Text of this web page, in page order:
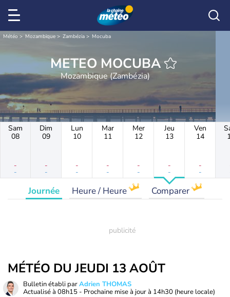
Météo Mozambique Zambézia Mocuba
METEO MOCUBA
Mozambique (Zambézia)
Sam
08
-
-
Dim
09
-
-
Lun
10
-
-
Mar
11
-
-
Mer
12
-
-
Jeu
13
-
-
Ven
14
-
-
Journée Heure / Heure Comparer
MÉTÉO DU JEUDI 13 AOÛT
Bulletin établi parAdrien THOMAS
Actualisé à 08h15 - Prochaine mise à jour à 14h30 (heure locale)